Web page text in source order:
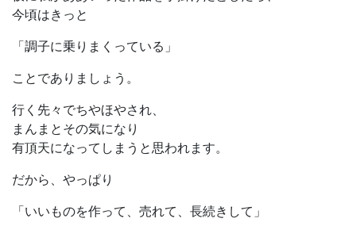
今頃はきっと
「調子に乗りまくっている」
ことでありましょう。
行く先々でちやほやされ、
まんまとその気になり
有頂天になってしまうと思われます。
だから、やっぱり
「いいものを作って、売れて、長続きして」